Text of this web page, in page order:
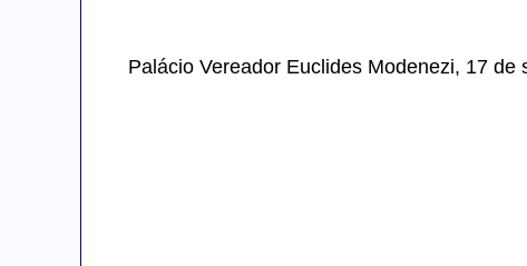
Palácio Vereador Euclides Modenezi, 17 de